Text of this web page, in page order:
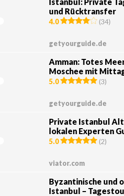
und Rücktransfer
4.0 (34)
getyourguide.de
Amman: Totes
Moschee mit
5.0 (3)
getyourguide.de
Private Istanbul
lokalen Experten
5.0 (2)
viator.com
Byzantinische und
Istanbul –